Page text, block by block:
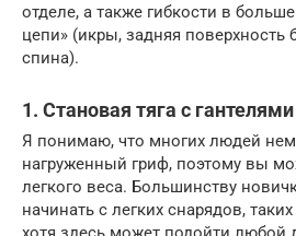
отделе, а также гибкости в
цепи» (икры, задняя поверхность
спина).
1. Становая тяга с
Я понимаю, что многих людей
нагруженный гриф, поэтому вы
легкого веса. Большинству
начинать с легких снарядов,